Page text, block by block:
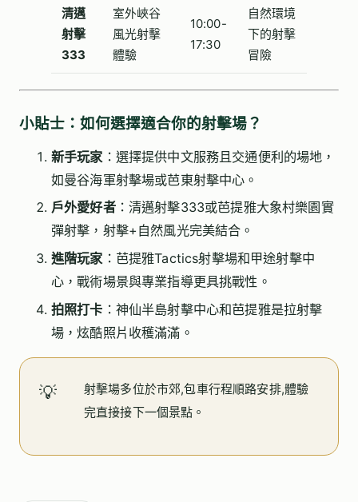
清邁
射擊
333
室外峽谷
風光射擊
體驗
10:00-
17:30
自然環境
下的射擊
冒險
小貼士：如何選擇適合你的射擊場？
新手玩家 ：選擇提供中文服務且交通便利的場地，
如曼谷海軍射擊場或芭東射擊中心。
戶外愛好者：清邁射擊333或芭提雅大象村樂園實
彈射擊，射擊+自然風光完美結合。
進階玩家 ：芭提雅Tactics射擊場和甲途射擊中
心，戰術場景與專業指導更具挑戰性。
拍照打卡 ：神仙半島射擊中心和芭提雅是拉射擊
場，炫酷照片收穫滿滿。
💡
射擊場多位於市郊,包車行程順路安排,體驗
完直接接下一個景點。